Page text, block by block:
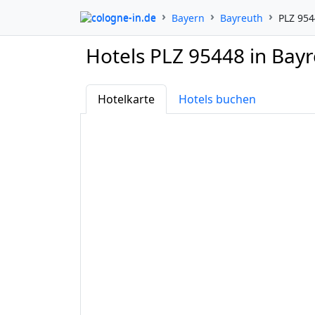
cologne-in.de Bayern Bayreuth PLZ
Hotels PLZ 95448 in
Hotelkarte Hotels buchen